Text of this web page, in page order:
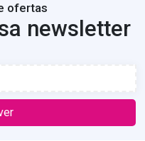
ofertas
newsletter